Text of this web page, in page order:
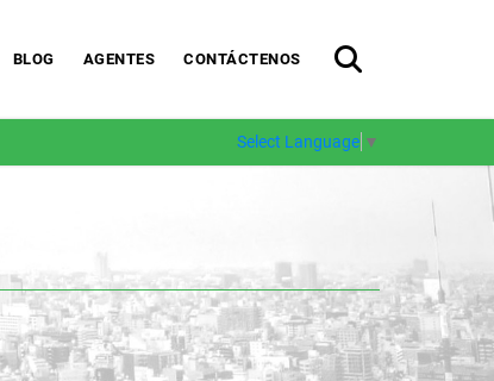
BLOG AGENTES CONTÁCTENOS
Select Language ▼